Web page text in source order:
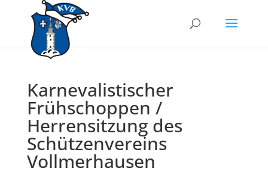
Karnevalistischer
Frühschoppen /
Herrensitzung des
Schützenvereins
Vollmerhausen